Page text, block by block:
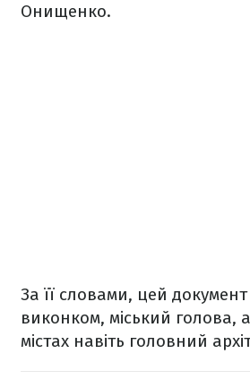
Онищенко.
За її словами, цей
виконком, міський голова,
містах навіть головний